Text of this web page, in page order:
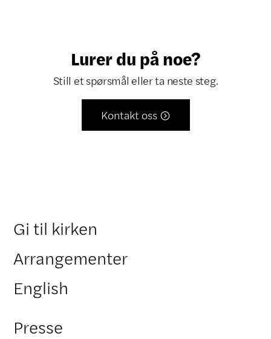
Lurer du på noe?
Still et spørsmål eller ta neste steg.
Kontakt oss 
Gi til kirken
Arrangementer
English
Presse